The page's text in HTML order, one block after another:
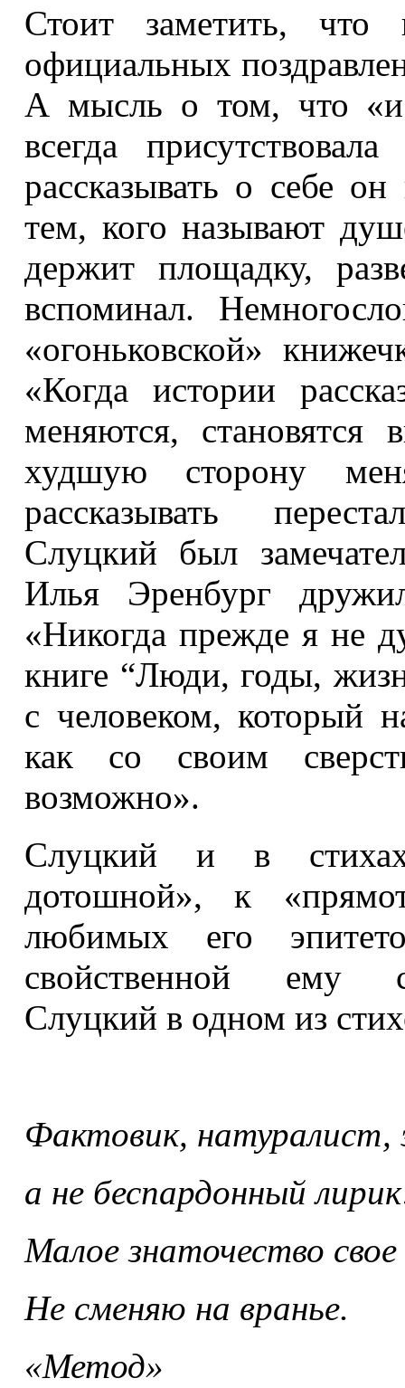
Стоит заметить,
официальных
А мысль о том, что «и
всегда
рассказывать о себе
тем, кого называют
держит площадку,
вспоминал.
«огоньковской»
«Когда истории
меняются, становятся
худшую сторону
рассказывать
Слуцкий был
Илья Эренбург
«Никогда прежде я не
книге “Люди, годы,
с человеком, который
как со своим
возможно».
Слуцкий и в
дотошной», к
любимых его
свойственной ему
Слуцкий в одном из
Фактовик, натуралист,
а не беспардонный
Малое знаточество свое
Не сменяю на вранье.
«Метод»